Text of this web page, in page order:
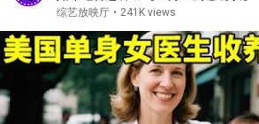
综艺放映厅 • 241K views